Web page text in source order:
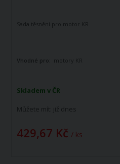
Skladem v ČR
Můžete mít: již dnes
429,67 Kč / ks
Sada těsnění pro motor KR
Vhodné pro: motory KR